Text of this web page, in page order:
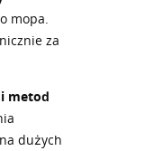
mopa.
za
metod
dużych